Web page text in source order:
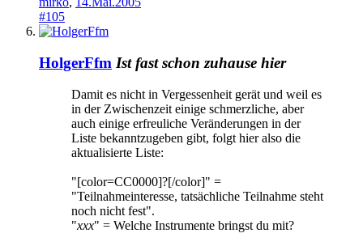
#105
HolgerFfm Ist fast schon zuhause hier
Damit es nicht in Vergessenheit gerät und weil es
in der Zwischenzeit einige schmerzliche, aber
auch einige erfreuliche Veränderungen in der
Liste bekanntzugeben gibt, folgt hier also die
aktualisierte Liste:
"[color=CC0000]?[/color]" =
"Teilnahmeinteresse, tatsächliche Teilnahme steht
noch nicht fest".
"xxx" = Welche Instrumente bringst du mit?